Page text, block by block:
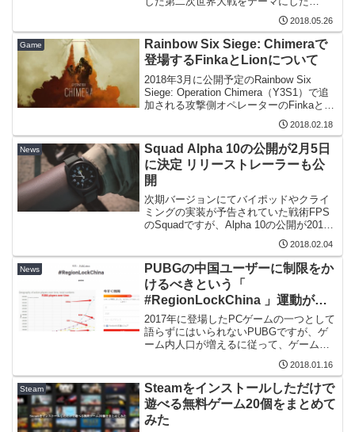
FPS「Post Scriptum」のテストサーバ版
が公開された。テストサーバ版は予約者
全員がダウンロードすることができ、5月
26日...
2018.05.26
Game
Rainbow Six Siege: Chimeraで
登場するFinkaとLionについて
2018年3月に公開予定のRainbow Six
Siege: Operation Chimera（Y3S1）で追
加される攻撃側オペレーターのFinkaと
Lionについての情報が、YouTubeで公開
されています。ここでは簡単にその内容
をま...
2018.02.18
News
Squad Alpha 10の公開が2月5日
に決定 リリーストレーラーも公
開
次期バージョンにてバイポッドやクライ
ミングの実装が予告されていた戦術FPS
のSquadですが、Alpha 10の公開が2018
年2月5日に決定し、リリーストレーラー
が公開されました。トレーラー内では、
Alpha 10で実装予定だったクライミ...
2018.02.04
News
PUBGの中国ユーザーに制限をか
けるべきという「
#RegionLockChina 」運動が始
まる
2017年に登場したPCゲームの一つとして
語らずにはいられないPUBGですが、ゲ
ーム内人口が増えるに従って、ゲーム内
に現れる不正行為ユーザーの多さが問題
となっています。「不正行為をおこなう
ユーザーの大部分が中国からの接続であ
る」という海外記...
2018.01.16
Steam
Steamをインストールしただけで
遊べる無料ゲーム20個をまとめて
みた